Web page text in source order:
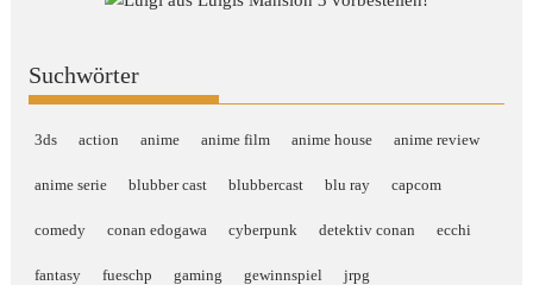
Suchwörter
3ds action anime anime film anime house anime review
anime serie blubber cast blubbercast blu ray capcom
comedy conan edogawa cyberpunk detektiv conan ecchi
fantasy fueschp gaming gewinnspiel jrpg